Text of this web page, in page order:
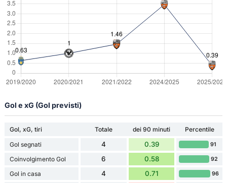
Gol e xG (Gol previsti)
Gol, xG, tiri Totale dei 90 minuti
Percentile
Gol segnati
4 0.39 91
Coinvolgimento Gol 6 0.58 92
Gol in casa 4 0.71 96